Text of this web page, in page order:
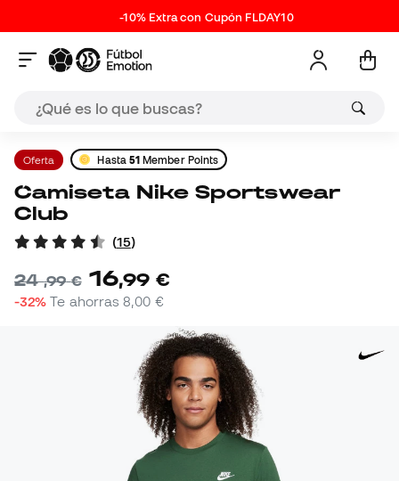
-10% Extra con Cupón FLDAY10
Oferta Hasta 51 Member Points
Camiseta Nike Sportswear
Club
(15)
24,99 € 16,99 €
-32% Te ahorras8,00 €